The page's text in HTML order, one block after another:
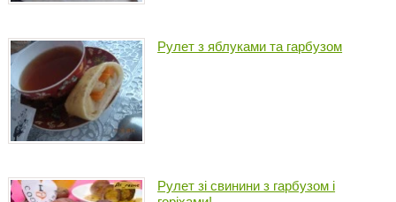
Рулет з яблуками та гарбузом
Рулет зі свинини з гарбузом і